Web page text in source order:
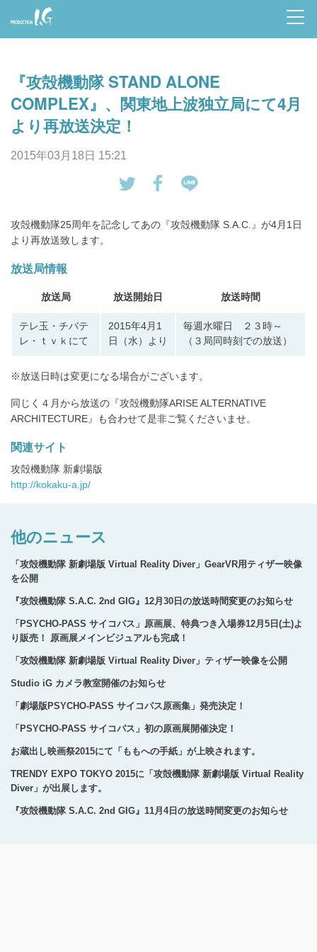
Prod
n I.G
『攻殻機動隊 STAND ALONE
COMPLEX』、関東地上波独立局にて4月
より再放送決定！
2015年03月18日 15:21
ェ
ア
す
NE
攻殻機動隊25周年を記念してあの『攻殻機動隊 S.A.C.』が4月1日
より再放送致します。
放送局情報
放送局 放送開始日 放送時間
テレ玉・チバテ
レ・ｔｖｋにて
2015年4月1
日（水）より
毎週水曜日 ２３時～
（３局同時刻での放送）
※放送日時は変更になる場合がございます。
同じく４月から放送の『攻殻機動隊ARISE ALTERNATIVE
ARCHITECTURE』も合わせて是非ご覧くださいませ。
関連サイト
攻殻機動隊 新劇場版
http://kokaku-a.jp/
他のニュース
「攻殻機動隊 新劇場版 Virtual Reality Diver」GearVR用ティザー映像
を公開
『攻殻機動隊 S.A.C. 2nd GIG』12月30日の放送時間変更のお知らせ
「PSYCHO-PASS サイコパス」原画展、特典つき入場券12月5日(土)よ
り販売！ 原画展メインビジュアルも完成！
「攻殻機動隊 新劇場版 Virtual Reality Diver」ティザー映像を公開
Studio iG カメラ教室開催のお知らせ
「劇場版PSYCHO-PASS サイコパス原画集」発売決定！
「PSYCHO-PASS サイコパス」初の原画展開催決定！
お蔵出し映画祭2015にて「ももへの手紙」が上映されます。
TRENDY EXPO TOKYO 2015に「攻殻機動隊 新劇場版 Virtual Reality
Diver」が出展します。
『攻殻機動隊 S.A.C. 2nd GIG』11月4日の放送時間変更のお知らせ